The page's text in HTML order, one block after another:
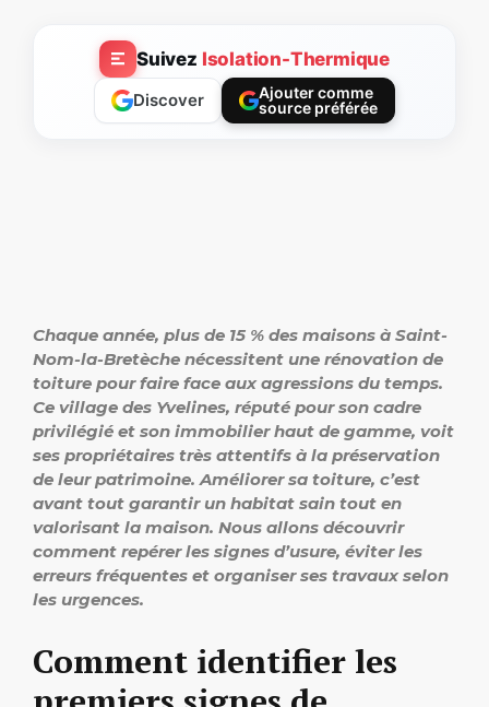
Suivez Isolation-Thermique
Discover
Ajouter comme
source préférée
Chaque année, plus de 15 % des maisons à Saint-
Nom-la-Bretèche nécessitent une rénovation de
toiture pour faire face aux agressions du temps.
Ce village des Yvelines, réputé pour son cadre
privilégié et son immobilier haut de gamme, voit
ses propriétaires très attentifs à la préservation
de leur patrimoine. Améliorer sa toiture, c’est
avant tout garantir un habitat sain tout en
valorisant la maison. Nous allons découvrir
comment repérer les signes d’usure, éviter les
erreurs fréquentes et organiser ses travaux selon
les urgences.
Comment identifier les